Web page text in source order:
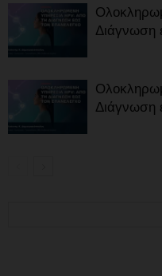
Διάγνωση
Διάγνωση